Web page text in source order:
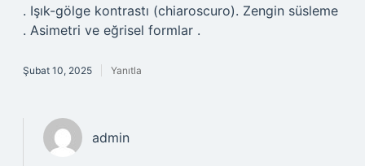
. Işık-gölge kontrastı (chiaroscuro). Zengin süsleme
. Asimetri ve eğrisel formlar .
Şubat 10, 2025 Yanıtla
admin